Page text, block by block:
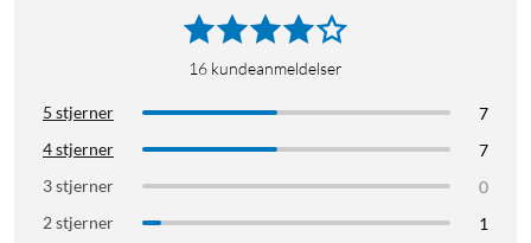
16 kundeanmeldelser
5 stjerner
7
4 stjerner
7
3 stjerner
0
2 stjerner
1